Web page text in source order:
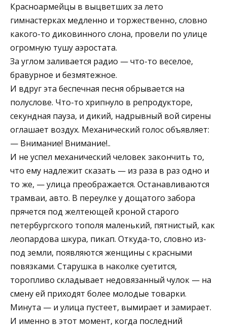
Красноармейцы в выцветших за лето
гимнастерках медленно и торжественно, словно
какого-то диковинного слона, провели по улице
огромную тушу аэростата.
За углом заливается радио — что-то веселое,
бравурное и безмятежное.
И вдруг эта беспечная песня обрывается на
полуслове. Что-то хрипнуло в репродукторе,
секундная пауза, и дикий, надрывный вой сирены
оглашает воздух. Механический голос объявляет:
— Внимание! Внимание!..
И не успел механический человек закончить то,
что ему надлежит сказать — из раза в раз одно и
то же, — улица преображается. Останавливаются
трамваи, авто. В переулке у дощатого забора
прячется под желтеющей кроной старого
петербургского тополя маленький, пятнистый, как
леопардова шкура, пикап. Откуда-то, словно из-
под земли, появляются женщины с красными
повязками. Старушка в наколке суетится,
торопливо складывает недовязанный чулок — на
смену ей приходят более молодые товарки.
Минута — и улица пустеет, вымирает и замирает.
И именно в этот момент, когда последний